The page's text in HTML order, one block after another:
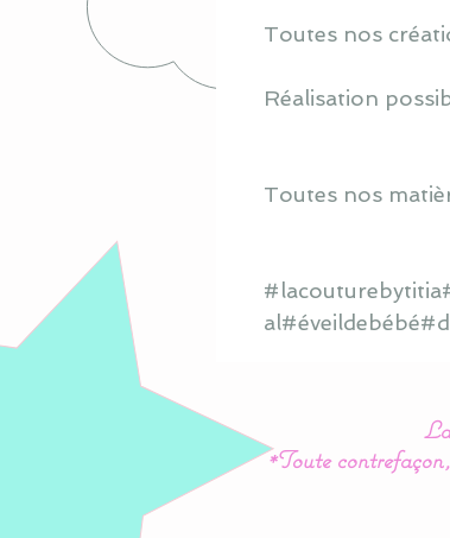
Toutes nos
Réalisation
Toutes nos
*Toute